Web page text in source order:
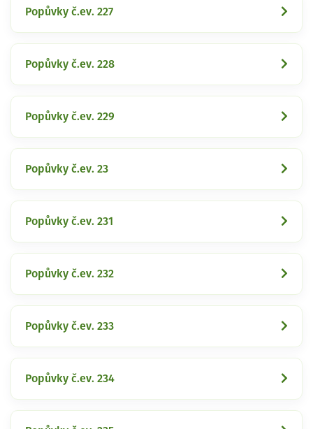
Popůvky č.ev. 227
Popůvky č.ev. 228
Popůvky č.ev. 229
Popůvky č.ev. 23
Popůvky č.ev. 231
Popůvky č.ev. 232
Popůvky č.ev. 233
Popůvky č.ev. 234